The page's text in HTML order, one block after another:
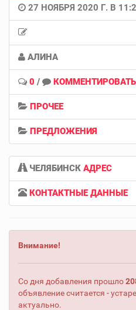
27 НОЯБРЯ 2020 Г. В
АЛИНА
0 / КОММЕНТИРОВАТЬ
ПРОЧЕЕ
ПРЕДЛОЖЕНИЯ
ЧЕЛЯБИНСК АДРЕС
КОНТАКТНЫЕ ДАННЫЕ
Внимание!
Со дня добавления прошло
объявление считается -
актуально.